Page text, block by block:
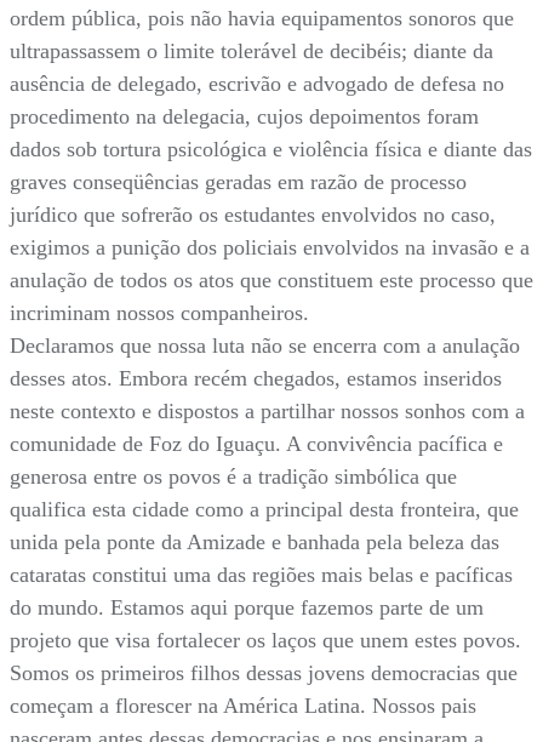
ordem pública, pois não havia equipamentos sonoros que
ultrapassassem o limite tolerável de decibéis; diante da
ausência de delegado, escrivão e advogado de defesa no
procedimento na delegacia, cujos depoimentos foram
dados sob tortura psicológica e violência física e diante das
graves conseqüências geradas em razão de processo
jurídico que sofrerão os estudantes envolvidos no caso,
exigimos a punição dos policiais envolvidos na invasão e a
anulação de todos os atos que constituem este processo que
incriminam nossos companheiros.
Declaramos que nossa luta não se encerra com a anulação
desses atos. Embora recém chegados, estamos inseridos
neste contexto e dispostos a partilhar nossos sonhos com a
comunidade de Foz do Iguaçu. A convivência pacífica e
generosa entre os povos é a tradição simbólica que
qualifica esta cidade como a principal desta fronteira, que
unida pela ponte da Amizade e banhada pela beleza das
cataratas constitui uma das regiões mais belas e pacíficas
do mundo. Estamos aqui porque fazemos parte de um
projeto que visa fortalecer os laços que unem estes povos.
Somos os primeiros filhos dessas jovens democracias que
começam a florescer na América Latina. Nossos pais